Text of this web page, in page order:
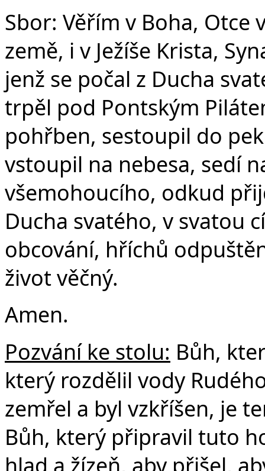
Sbor: Věřím v Boha,
země, i v Ježíše Krista,
jenž se počal z Ducha
trpěl pod Pontským
pohřben, sestoupil do
vstoupil na nebesa, sedí
všemohoucího, odkud
Ducha svatého, v svatou
obcování, hříchů
život věčný.
Amen.
Pozvání ke stolu: Bůh,
který rozdělil vody
zemřel a byl vzkříšen, je
Bůh, který připravil tuto
hlad a žízeň, aby přišel,